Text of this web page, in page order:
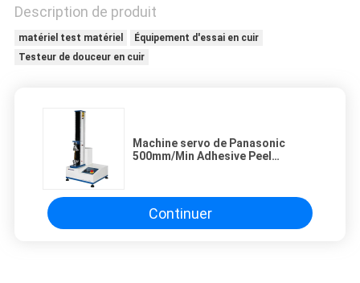
Description de produit
matériel test matériel
Équipement d'essai en cuir
Testeur de douceur en cuir
Machine servo de Panasonic
500mm/Min Adhesive Peel
Continuer